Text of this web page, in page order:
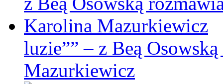
luzie”” – z Beą
Mazurkiewicz